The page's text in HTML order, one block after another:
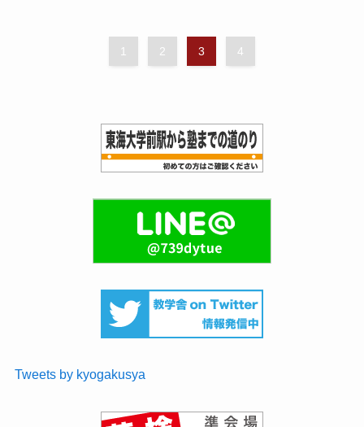
1 2 3 4
Tweets by kyogakusya